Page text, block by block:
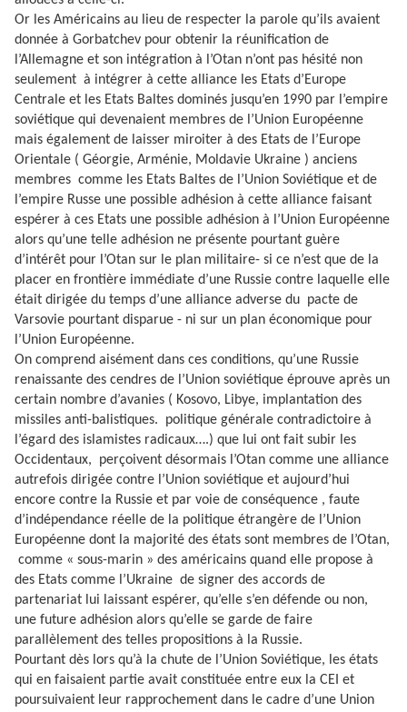
Or les Américains au lieu de respecter la parole qu’ils avaient
donnée à Gorbatchev pour obtenir la réunification de
l’Allemagne et son intégration à l’Otan n’ont pas hésité non
seulement à intégrer à cette alliance les Etats d’Europe
Centrale et les Etats Baltes dominés jusqu’en 1990 par l’empire
soviétique qui devenaient membres de l’Union Européenne
mais également de laisser miroiter à des Etats de l’Europe
Orientale ( Géorgie, Arménie, Moldavie Ukraine ) anciens
membres comme les Etats Baltes de l’Union Soviétique et de
l’empire Russe une possible adhésion à cette alliance faisant
espérer à ces Etats une possible adhésion à l’Union Européenne
alors qu’une telle adhésion ne présente pourtant guère
d’intérêt pour l’Otan sur le plan militaire- si ce n’est que de la
placer en frontière immédiate d’une Russie contre laquelle elle
était dirigée du temps d’une alliance adverse du pacte de
Varsovie pourtant disparue - ni sur un plan économique pour
l’Union Européenne.
On comprend aisément dans ces conditions, qu’une Russie
renaissante des cendres de l’Union soviétique éprouve après un
certain nombre d’avanies ( Kosovo, Libye, implantation des
missiles anti-balistiques.
politique générale contradictoire à
l’égard des islamistes radicaux….) que lui ont fait subir les
Occidentaux,
perçoivent désormais l’Otan comme une alliance
autrefois dirigée contre l’Union soviétique et aujourd’hui
encore contre la Russie et par voie de conséquence , faute
d’indépendance réelle de la politique étrangère de l’Union
Européenne dont la majorité des états sont membres de l’Otan,
comme « sous-marin » des américains quand elle propose à
des Etats comme l’Ukraine de signer des accords de
partenariat lui laissant espérer, qu’elle s’en défende ou non,
une future adhésion alors qu’elle se garde de faire
parallèlement des telles propositions à la Russie.
Pourtant dès lors qu’à la chute de l’Union Soviétique, les états
qui en faisaient partie avait constituée entre eux la CEI et
poursuivaient leur rapprochement dans le cadre d’une Union